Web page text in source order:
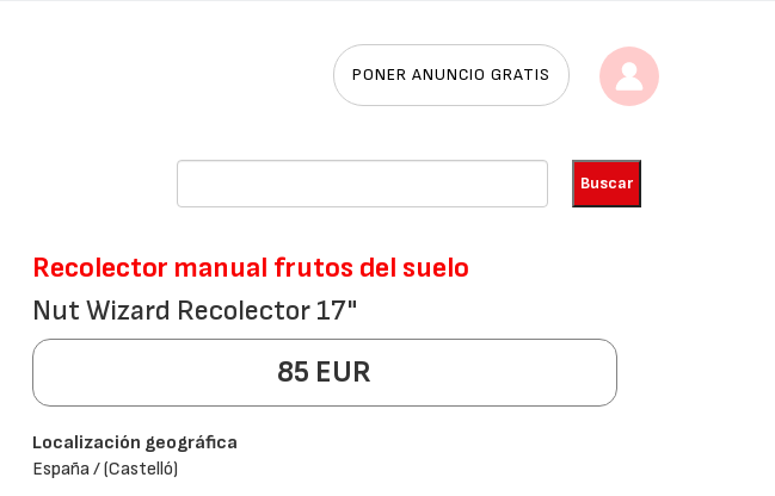
PONER ANUNCIO GRATIS
Recolector manual frutos del suelo
Nut Wizard Recolector 17"
85 EUR
Localización geográfica
España / (Castelló)